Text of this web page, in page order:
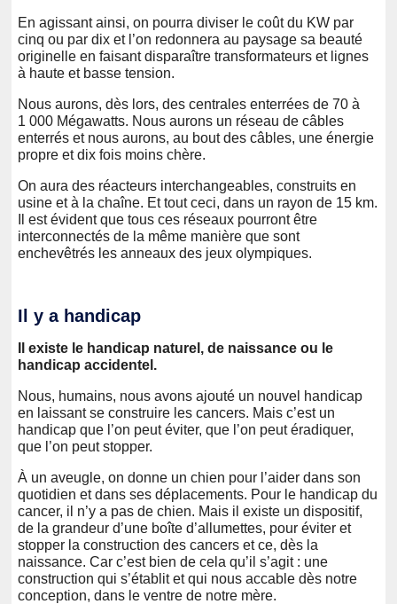
En agissant ainsi, on pourra diviser le coût du KW par
cinq ou par dix et l’on redonnera au paysage sa beauté
originelle en faisant disparaître transformateurs et lignes
à haute et basse tension.
Nous aurons, dès lors, des centrales enterrées de 70 à
1 000 Mégawatts. Nous aurons un réseau de câbles
enterrés et nous aurons, au bout des câbles, une énergie
propre et dix fois moins chère.
On aura des réacteurs interchangeables, construits en
usine et à la chaîne. Et tout ceci, dans un rayon de 15 km.
Il est évident que tous ces réseaux pourront être
interconnectés de la même manière que sont
enchevêtrés les anneaux des jeux olympiques.
Il y a handicap
Il existe le handicap naturel, de naissance ou le
handicap accidentel.
Nous, humains, nous avons ajouté un nouvel handicap
en laissant se construire les cancers. Mais c’est un
handicap que l’on peut éviter, que l’on peut éradiquer,
que l’on peut stopper.
À un aveugle, on donne un chien pour l’aider dans son
quotidien et dans ses déplacements. Pour le handicap du
cancer, il n’y a pas de chien. Mais il existe un dispositif,
de la grandeur d’une boîte d’allumettes, pour éviter et
stopper la construction des cancers et ce, dès la
naissance. Car c’est bien de cela qu’il s’agit : une
construction qui s’établit et qui nous accable dès notre
conception, dans le ventre de notre mère.